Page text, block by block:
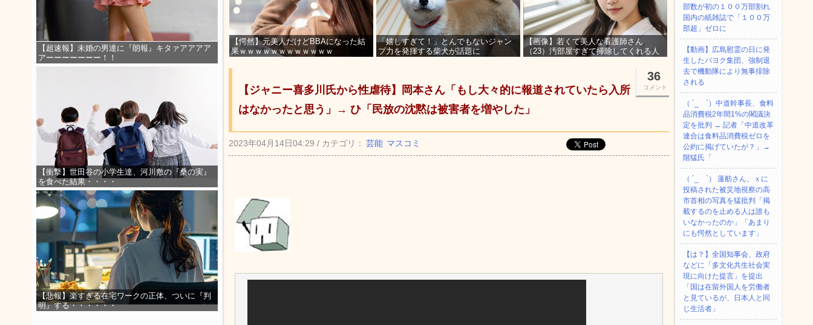
【超速報】未婚の男達に『朗報』キタァアアアア
アーーーーーーー！！
【衝撃】世田谷の小学生達、河川敷の『桑の実』
を食べた結果・・・・
【悲報】楽すぎる在宅ワークの正体、ついに『判
明』する・・・・・・
【愕然】元美人だけどBBAになった結
果ｗｗｗｗｗｗｗｗｗｗｗｗ
「嬉しすぎて！」とんでもないジャン
プ力を発揮する柴犬が話題に
【画像】若くて美人な看護師さん
（23）汚部屋すぎて掃除してくれる人
36
コメント
【ジャニー喜多川氏から性虐待】岡本さん「もし大々的に報道されていたら入所
はなかったと思う」→ ひ「民放の沈黙は被害者を増やした」
2023年04月14日04:29 / カテゴリ： 芸能 マスコミ
部数が初の１００万部割れ
国内の紙雑誌で「１００万
部超」ゼロに
【動画】広島慰霊の日に発
生したパヨク集団、強制退
去で機動隊により無事排除
される
（ ´_ゝ`）中道幹事長、食料
品消費税2年間1%の閣議決
定を批判 → 記者「中道改革
連合は食料品消費税ゼロを
公約に掲げていたが？」→
階猛氏「
（ ´_ゝ`） 蓮舫さん、ｘに
投稿された被災地視察の高
市首相の写真を猛批判「掲
載するのを止める人は誰も
いなかったのか」「あまり
にも愕然としています」
【は？】全国知事会、政府
などに「多文化共生社会実
現に向けた提言」を提出
「国は在留外国人を労働者
と見ているが、日本人と同
じ生活者」